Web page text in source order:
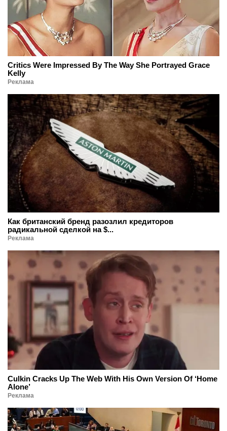
Critics Were Impressed By The Way She Portrayed Grace
Kelly
Реклама
Как британский бренд разозлил кредиторов
радикальной сделкой на $...
Реклама
Culkin Cracks Up The Web With His Own Version Of ‘Home
Alone’
Реклама